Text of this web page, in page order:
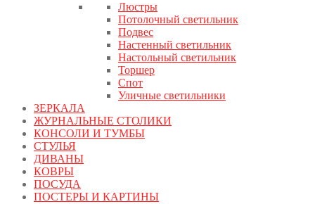
Люстры
Потолочный светильник
Подвес
Настенный светильник
Настольный светильник
Торшер
Спот
Уличные светильники
ЗЕРКАЛА
ЖУРНАЛЬНЫЕ СТОЛИКИ
КОНСОЛИ И ТУМБЫ
СТУЛЬЯ
ДИВАНЫ
КОВРЫ
ПОСУДА
ПОСТЕРЫ И КАРТИНЫ